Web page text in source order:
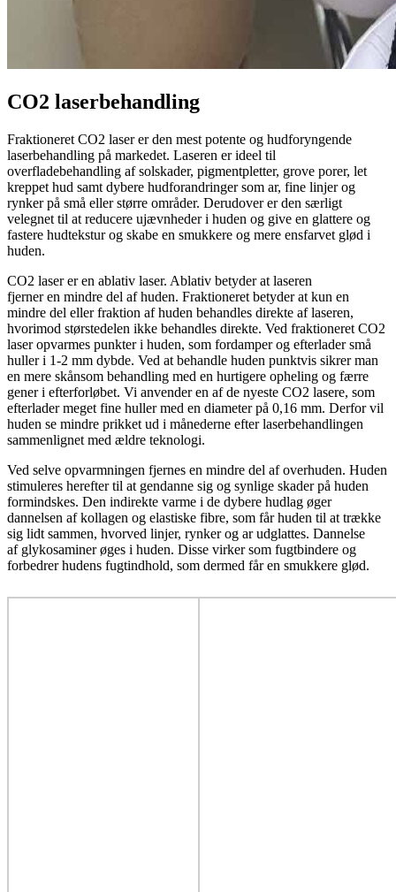
CO2 laserbehandling
Fraktioneret CO2 laser er den mest potente og hudforyngende
laserbehandling på markedet. Laseren er ideel til
overfladebehandling af solskader, pigmentpletter, grove porer, let
kreppet hud samt dybere hudforandringer som ar, fine linjer og
rynker på små eller større områder. Derudover er den særligt
velegnet til at reducere ujævnheder i huden og give en glattere og
fastere hudtekstur og skabe en smukkere og mere ensfarvet glød i
huden.
CO2 laser er en ablativ laser. Ablativ betyder at laseren
fjerner en mindre del af huden. Fraktioneret betyder at kun en
mindre del eller fraktion af huden behandles direkte af laseren,
hvorimod størstedelen ikke behandles direkte. Ved fraktioneret CO2
laser opvarmes punkter i huden, som fordamper og efterlader små
huller i 1-2 mm dybde. Ved at behandle huden punktvis sikrer man
en mere skånsom behandling med en hurtigere opheling og færre
gener i efterforløbet. Vi anvender en af de nyeste CO2 lasere, som
efterlader meget fine huller med en diameter på 0,16 mm. Derfor vil
huden se mindre prikket ud i månederne efter laserbehandlingen
sammenlignet med ældre teknologi.
Ved selve opvarmningen fjernes en mindre del af overhuden. Huden
stimuleres herefter til at gendanne sig og synlige skader på huden
formindskes. Den indirekte varme i de dybere hudlag øger
dannelsen af kollagen og elastiske fibre, som får huden til at trække
sig lidt sammen, hvorved linjer, rynker og ar udglattes. Dannelse
af glykosaminer øges i huden. Disse virker som fugtbindere og
forbedrer hudens fugtindhold, som dermed får en smukkere glød.